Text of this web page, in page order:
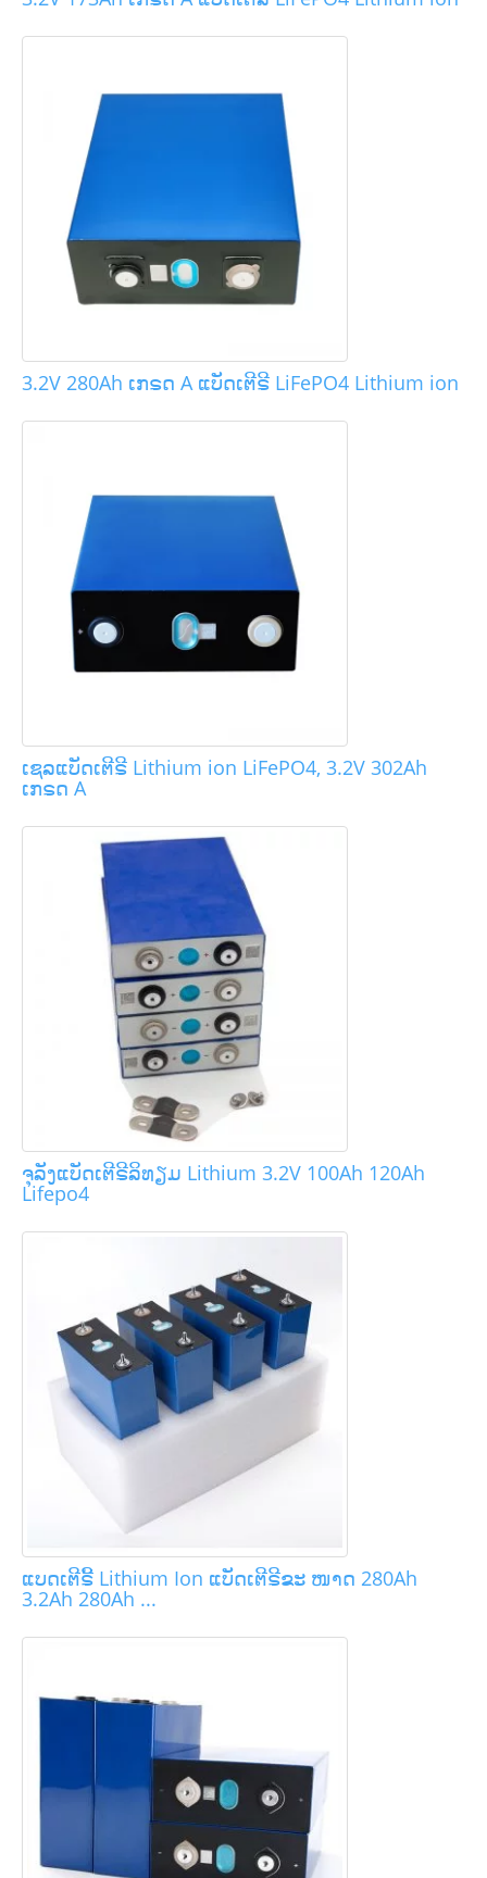
3.2V 280Ah ເກຣດ A ແບັດເຕີຣີ LiFePO4 Lithium ion
ເຊລແບັດເຕີຣີ Lithium ion LiFePO4, 3.2V 302Ah
ເກຣດ A
ຈຸລັງແບັດເຕີຣີລິທຽມ Lithium 3.2V 100Ah 120Ah
Lifepo4
ແບດເຕີຣີ້ Lithium Ion ແບັດເຕີຣີຂະ ໜາດ 280Ah
3.2Ah 280Ah ...